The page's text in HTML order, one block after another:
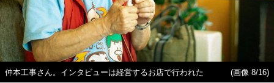
仲本工事さん。インタビューは経営するお店で行われた
(画像 8/16)